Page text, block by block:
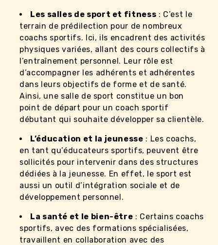
Les salles de sport et fitness : C’est le
terrain de prédilection pour de nombreux
coachs sportifs. Ici, ils encadrent des activités
physiques variées, allant des cours collectifs à
l’entraînement personnel. Leur rôle est
d’accompagner les adhérents et adhérentes
dans leurs objectifs de forme et de santé.
Ainsi, une salle de sport constitue un bon
point de départ pour un coach sportif
débutant qui souhaite développer sa clientèle.
L’éducation et la jeunesse : Les coachs,
en tant qu’éducateurs sportifs, peuvent être
sollicités pour intervenir dans des structures
dédiées à la jeunesse. En effet, le sport est
aussi un outil d’intégration sociale et de
développement personnel.
La santé et le bien-être : Certains coachs
sportifs, avec des formations spécialisées,
travaillent en collaboration avec des